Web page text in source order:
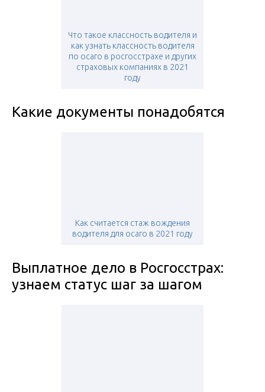
Что такое классность водителя и
как узнать классность водителя
по осаго в росгосстрахе и других
страховых компаниях в 2021
году
Какие документы понадобятся
Как считается стаж вождения
водителя для осаго в 2021 году
Выплатное дело в Росгосстрах:
узнаем статус шаг за шагом